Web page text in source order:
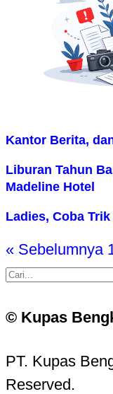
Kantor Berita,
Liburan Tahun
Madeline Hotel
Ladies, Coba
« Sebelumnya
© Kupas
PT. Kupas
Reserved.